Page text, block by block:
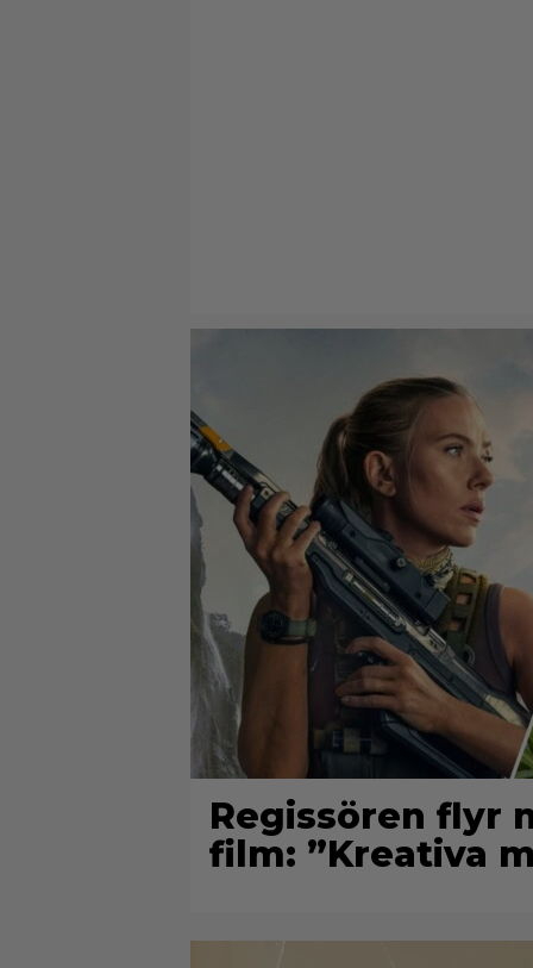
Regissören flyr
film: ”Kreativa